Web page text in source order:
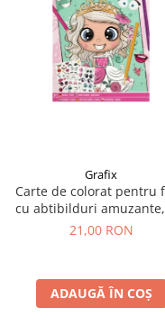
Grafix
Carte de colorat pentru
cu abtibilduri amuzante,
24 pagini
21,00 RON
ADAUGĂ ÎN COȘ